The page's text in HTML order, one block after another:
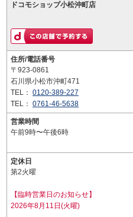
ドコモショップ小松沖町店
住所/電話番号
〒923-0861
石川県小松市沖町471
TEL： 0120-389-227
TEL： 0761-46-5638
営業時間
午前9時〜午後6時
定休日
第2火曜
【臨時営業日のお知らせ】
2026年8月11日(火曜)